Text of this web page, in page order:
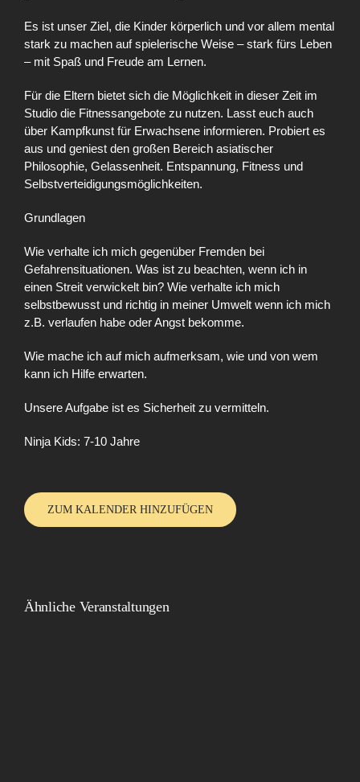
Es ist unser Ziel, die Kinder körperlich und vor allem mental
stark zu machen auf spielerische Weise – stark fürs Leben
– mit Spaß und Freude am Lernen.
Für die Eltern bietet sich die Möglichkeit in dieser Zeit im
Studio die Fitnessangebote zu nutzen. Lasst euch auch
über Kampfkunst für Erwachsene informieren. Probiert es
aus und geniest den großen Bereich asiatischer
Philosophie, Gelassenheit. Entspannung, Fitness und
Selbstverteidigungsmöglichkeiten.
Grundlagen
Wie verhalte ich mich gegenüber Fremden bei
Gefahrensituationen. Was ist zu beachten, wenn ich in
einen Streit verwickelt bin? Wie verhalte ich mich
selbstbewusst und richtig in meiner Umwelt wenn ich mich
z.B. verlaufen habe oder Angst bekomme.
Wie mache ich auf mich aufmerksam, wie und von wem
kann ich Hilfe erwarten.
Unsere Aufgabe ist es Sicherheit zu vermitteln.
Ninja Kids: 7-10 Jahre
ZUM KALENDER HINZUFÜGEN
Ähnliche Veranstaltungen